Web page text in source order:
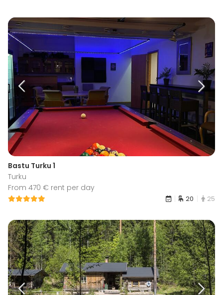
Bastu Turku 1
Turku
From 470 € rent per day
20 25